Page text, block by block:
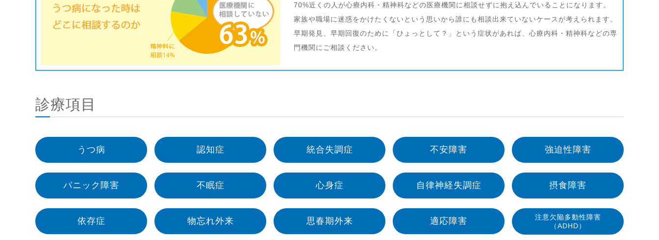
70%近くの人が心療内科・精神科などの医療機関に相談せずに抱え込んでいることになります。
家族や職場に迷惑をかけたくないという思いから誰にも相談出来ていないケースが考えられます。
早期発見、早期回復のために「ひょっとして？」という症状があれば、心療内科・精神科などの専
門機関にご相談ください。
診療項目
うつ病 認知症 統合失調症 不安障害 強迫性障害
パニック障害 不眠症 心身症 自律神経失調症 摂食障害
依存症 物忘れ外来 思春期外来 適応障害
注意欠陥多動性障害
（ADHD）